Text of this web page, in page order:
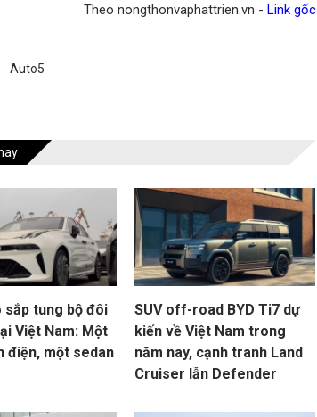
Theo nongthonvaphattrien.vn - Link gốc
Auto5
sắp tung bộ đôi
Việt Nam: Một
điện, một sedan
SUV off-road BYD Ti7 dự
kiến về Việt Nam trong
năm nay, cạnh tranh Land
Cruiser lẫn Defender